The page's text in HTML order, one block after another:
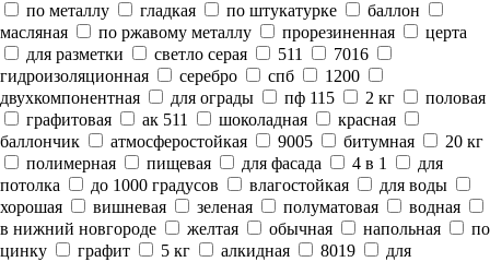
по металлу
гладкая по штукатурке
баллон
масляная
по ржавому металлу прорезиненная
церта
для разметки
светло серая 511
7016
гидроизоляционная
серебро спб
1200
двухкомпонентная
для ограды пф 115 2 кг
половая
графитовая
ак 511 шоколадная
красная
баллончик
атмосферостойкая 9005 битумная
20 кг
полимерная
пищевая для фасада 4 в 1
для
потолка
до 1000 градусов влагостойкая
для воды
хорошая
вишневая зеленая полуматовая
водная
в нижний новгороде
желтая обычная напольная
по
цинку
графит 5 кг алкидная 8019
для